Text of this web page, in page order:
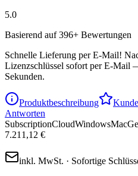
5.0
Basierend auf 396+ Bewertungen
Schnelle Lieferung per E-Mail!
Lizenzschlüssel sofort per E-Mail
Sekunden.
Produktbeschreibung
Antworten
SubscriptionCloudWindowsMac
7.211,12 €
inkl. MwSt. · Sofortige